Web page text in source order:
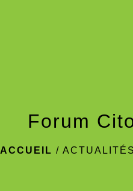
Forum
ACCUEIL / ACTUALITÉS